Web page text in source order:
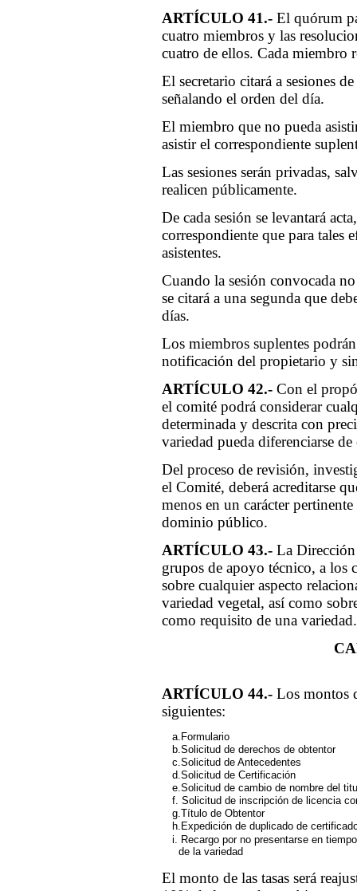
ARTÍCULO 41.- El quórum
cuatro miembros y las
cuatro de ellos. Cada miembro
El secretario citará a sesiones
señalando el orden del día.
El miembro que no pueda
asistir el correspondiente
Las sesiones serán privadas,
realicen públicamente.
De cada sesión se levantará
correspondiente que para tales
asistentes.
Cuando la sesión convocada
se citará a una segunda que
días.
Los miembros suplentes
notificación del propietario y
ARTÍCULO 42.- Con el
el comité podrá considerar
determinada y descrita con
variedad pueda diferenciarse
Del proceso de revisión,
el Comité, deberá acreditarse
menos en un carácter
dominio público.
ARTÍCULO 43.- La
grupos de apoyo técnico, a los
sobre cualquier aspecto
variedad vegetal, así como
como requisito de una variedad.
ARTÍCULO 44.- Los montos
siguientes:
a.Formulario
b.Solicitud de derechos de obtentor
c.Solicitud de Antecedentes
d.Solicitud de Certificación
e.Solicitud de cambio de nombre del
f. Solicitud de inscripción de licencia
g.Título de Obtentor
h.Expedición de duplicado de
i. Recargo por no presentarse en
de la variedad
El monto de las tasas será